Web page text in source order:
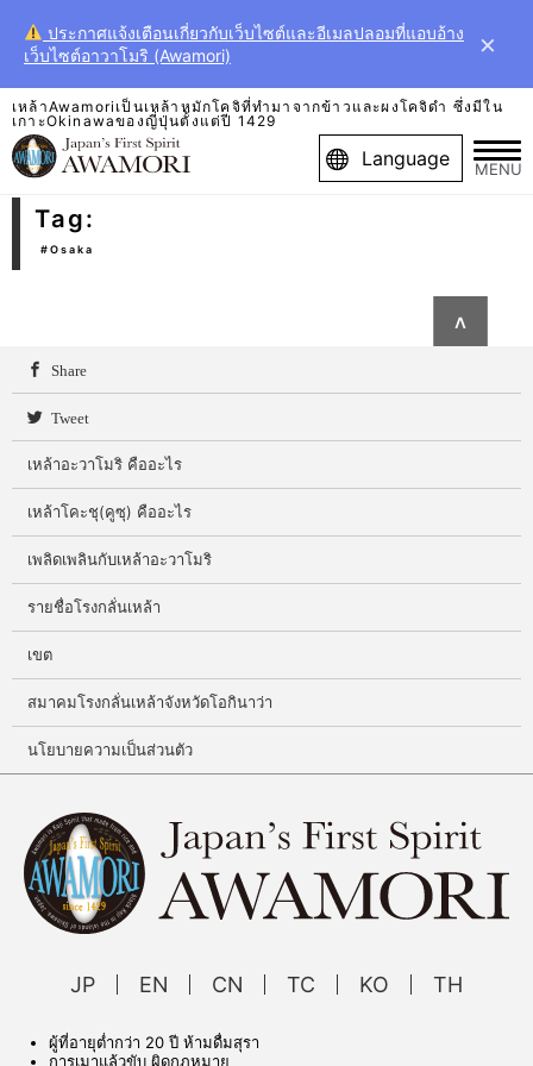
ประกาศแจ้งเตือนเกี่ยวกับเว็บไซต์และอีเมลปลอมที่แอบอ้าง
เว็บไซต์อาวาโมริ (Awamori)
×
เหล้าAwamoriเป็นเหล้าหมักโคจิที่ทำมาจากข้าวและผงโคจิดำ ซึ่งมีใน
เกาะOkinawaของญี่ปุ่นตั้งแต่ปี 1429
Language MENU
Tag:
#Osaka
∧
Share
Tweet
เหล้าอะวาโมริ คืออะไร
เหล้าโคะชุ(คูซุ) คืออะไร
เพลิดเพลินกับเหล้าอะวาโมริ
รายชื่อโรงกลั่นเหล้า
เขต
สมาคมโรงกลั่นเหล้าจังหวัดโอกินาว่า
นโยบายความเป็นส่วนตัว
JP EN CN TC KO TH
ผู้ที่อายุต่ำกว่า 20 ปี ห้ามดื่มสุรา
การเมาแล้วขับ ผิดกฎหมาย